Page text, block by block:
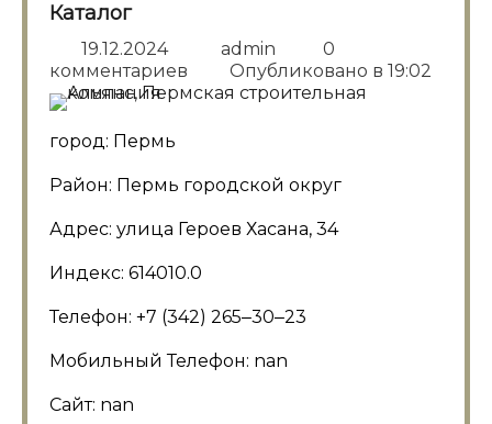
Каталог
19.12.2024 admin
0
комментариев
Опубликовано в 19:02
город: Пермь
Район: Пермь городской округ
Адрес: улица Героев Хасана, 34
Индекс: 614010.0
Телефон: +7 (342) 265‒30‒23
Мобильный Телефон: nan
Сайт: nan